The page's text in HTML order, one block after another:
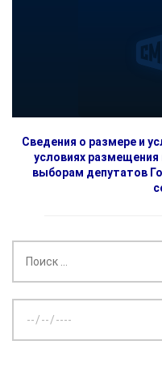
Сведения о размере и
условиях
выборам депутатов
дату: